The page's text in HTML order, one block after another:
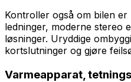
Kontroller også om bilen
ledninger, moderne stereo
løsninger. Uryddige
kortslutninger og gjøre
Varmeapparat,